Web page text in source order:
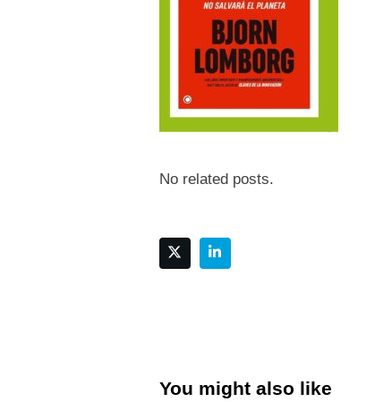
No related posts.
You might also like